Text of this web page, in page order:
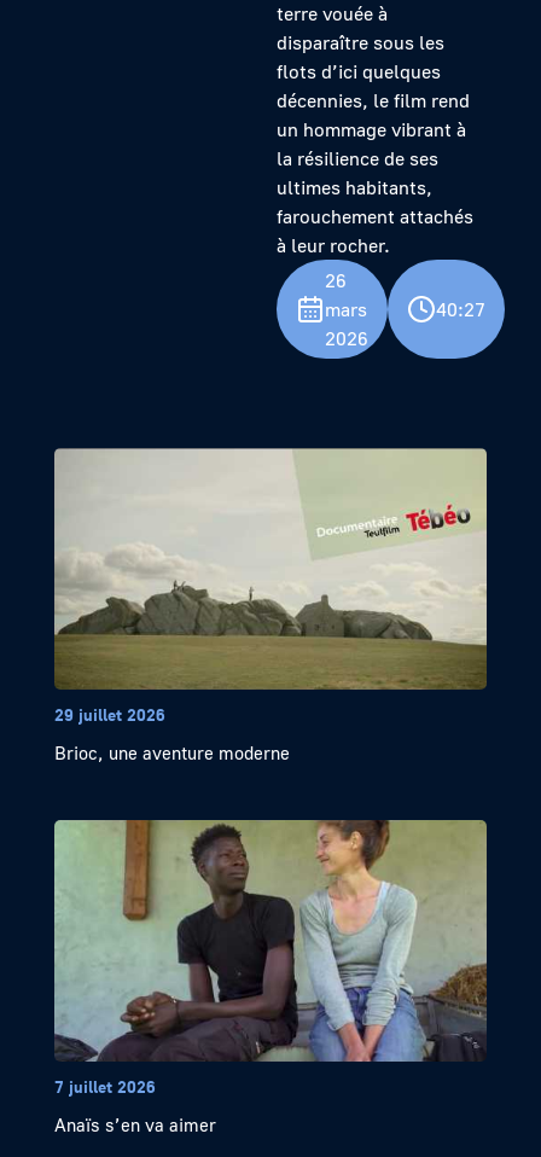
terre vouée à
disparaître sous les
flots d’ici quelques
décennies, le film rend
un hommage vibrant à
la résilience de ses
ultimes habitants,
farouchement attachés
à leur rocher.
26
mars
2026
40:27
29 juillet 2026
Brioc, une aventure moderne
7 juillet 2026
Anaïs s’en va aimer